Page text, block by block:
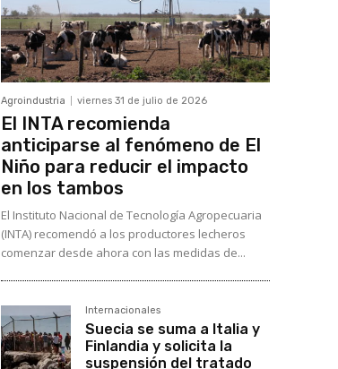
Agroindustria viernes 31 de julio de 2026
El INTA recomienda
anticiparse al fenómeno de El
Niño para reducir el impacto
en los tambos
El Instituto Nacional de Tecnología Agropecuaria
(INTA) recomendó a los productores lecheros
comenzar desde ahora con las medidas de...
Internacionales
Suecia se suma a Italia y
Finlandia y solicita la
suspensión del tratado